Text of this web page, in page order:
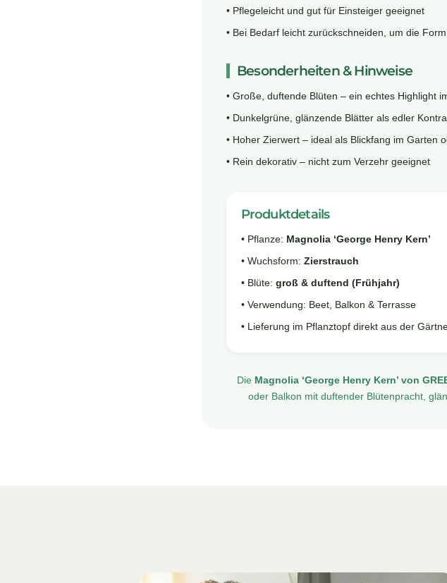
• Pflegeleicht und gut für Einsteiger geeignet
• Bei Bedarf leicht zurückschneiden, um die
Besonderheiten & Hinweise
• Große, duftende Blüten – ein echtes Highlight
• Dunkelgrüne, glänzende Blätter als edler
• Hoher Zierwert – ideal als Blickfang im Garten
• Rein dekorativ – nicht zum Verzehr geeignet
Produktdetails
• Pflanze: Magnolia ‘George Henry Kern’
• Wuchsform: Zierstrauch
• Blüte: groß & duftend (Frühjahr)
• Verwendung: Beet, Balkon & Terrasse
• Lieferung im Pflanztopf direkt aus der
Die Magnolia ‘George Henry Kern’ von
oder Balkon mit duftender Blütenpracht,